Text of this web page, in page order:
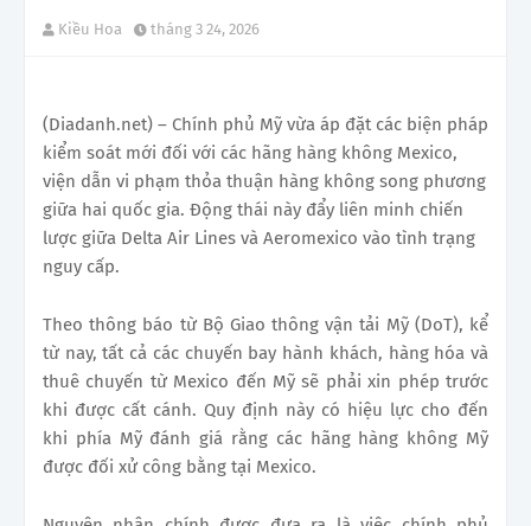
Kiều Hoa tháng 3 24, 2026
(Diadanh.net) – Chính phủ Mỹ vừa áp đặt các biện pháp
kiểm soát mới đối với các hãng hàng không Mexico,
viện dẫn vi phạm thỏa thuận hàng không song phương
giữa hai quốc gia. Động thái này đẩy liên minh chiến
lược giữa Delta Air Lines và Aeromexico vào tình trạng
nguy cấp.
Theo thông báo từ Bộ Giao thông vận tải Mỹ (DoT), kể
từ nay, tất cả các chuyến bay hành khách, hàng hóa và
thuê chuyến từ Mexico đến Mỹ sẽ phải xin phép trước
khi được cất cánh. Quy định này có hiệu lực cho đến
khi phía Mỹ đánh giá rằng các hãng hàng không Mỹ
được đối xử công bằng tại Mexico.